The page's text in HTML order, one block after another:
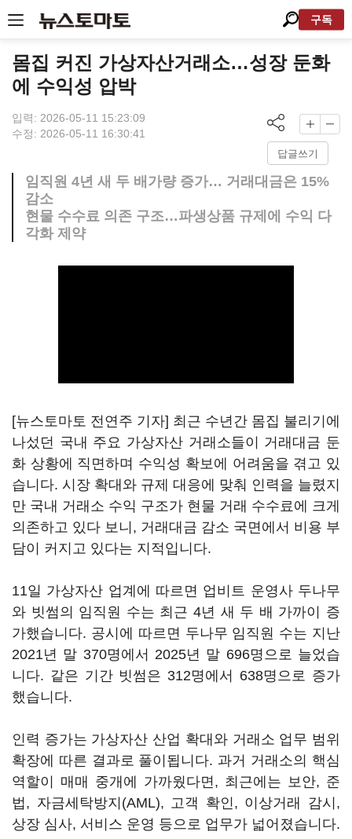
구독
몸집 커진 가상자산거래소…성장 둔화
에 수익성 압박
입력: 2026-05-11 15:23:09
수정: 2026-05-11 16:30:41
답글쓰기
임직원 4년 새 두 배가량 증가… 거래대금은 15%
감소
현물 수수료 의존 구조…파생상품 규제에 수익 다
각화 제약
[뉴스토마토 전연주 기자] 최근 수년간 몸집 불리기에
나섰던 국내 주요 가상자산 거래소들이 거래대금 둔
화 상황에 직면하며 수익성 확보에 어려움을 겪고 있
습니다. 시장 확대와 규제 대응에 맞춰 인력을 늘렸지
만 국내 거래소 수익 구조가 현물 거래 수수료에 크게
의존하고 있다 보니, 거래대금 감소 국면에서 비용 부
담이 커지고 있다는 지적입니다.
11일 가상자산 업계에 따르면 업비트 운영사 두나무
와 빗썸의 임직원 수는 최근 4년 새 두 배 가까이 증
가했습니다. 공시에 따르면 두나무 임직원 수는 지난
2021년 말 370명에서 2025년 말 696명으로 늘었습
니다. 같은 기간 빗썸은 312명에서 638명으로 증가
했습니다.
인력 증가는 가상자산 산업 확대와 거래소 업무 범위
확장에 따른 결과로 풀이됩니다. 과거 거래소의 핵심
역할이 매매 중개에 가까웠다면, 최근에는 보안, 준
법, 자금세탁방지(AML), 고객 확인, 이상거래 감시,
상장 심사, 서비스 운영 등으로 업무가 넓어졌습니다.